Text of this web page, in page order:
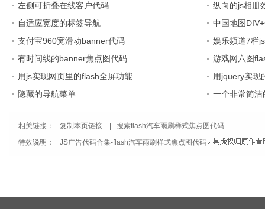
左侧可折叠在线客户代码
纵向的js相册
自适应宽度的标签导航
中国地图
支付宝960宽滑动banner代码
娱乐频道7栏
有时间线的banner焦点图代码
游戏网六图
用js实现网页里的flash全屏功能
用jquery实现
隐藏的导航菜单
一个非常简
相关链接： 复制本页链接
搜索flash汽车雨刷样式焦点图代码
特效说明：
JS广告代码合集-flash汽车雨刷样式焦点图代码